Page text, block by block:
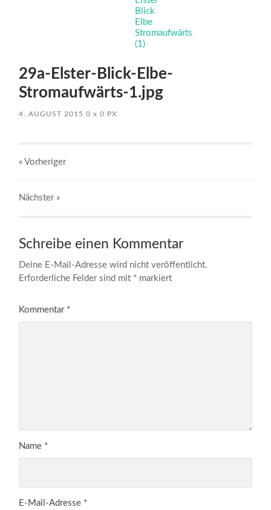
29a-Elster-Blick-Elbe-
Stromaufwärts-1.jpg
4. AUGUST 2015 0x 0 PX
« Vorheriger
Nächster »
Schreibe einen Kommentar
Deine E-Mail-Adresse wird nicht veröffentlicht.
Erforderliche Felder sind mit * markiert
Kommentar *
Name *
E-Mail-Adresse *